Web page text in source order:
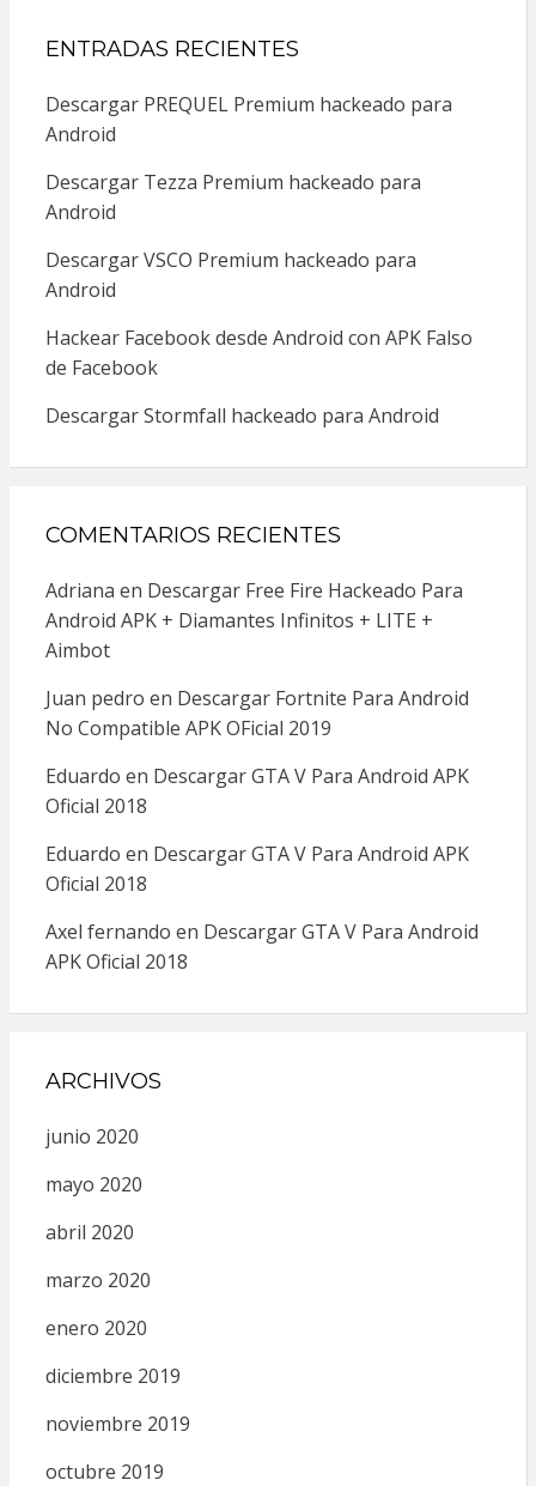
ENTRADAS RECIENTES
Descargar PREQUEL Premium hackeado para
Android
Descargar Tezza Premium hackeado para
Android
Descargar VSCO Premium hackeado para
Android
Hackear Facebook desde Android con APK Falso
de Facebook
Descargar Stormfall hackeado para Android
COMENTARIOS RECIENTES
Adriana en Descargar Free Fire Hackeado Para
Android APK + Diamantes Infinitos + LITE +
Aimbot
Juan pedro en Descargar Fortnite Para Android
No Compatible APK OFicial 2019
Eduardo en Descargar GTA V Para Android APK
Oficial 2018
Eduardo en Descargar GTA V Para Android APK
Oficial 2018
Axel fernando en Descargar GTA V Para Android
APK Oficial 2018
ARCHIVOS
junio 2020
mayo 2020
abril 2020
marzo 2020
enero 2020
diciembre 2019
noviembre 2019
octubre 2019